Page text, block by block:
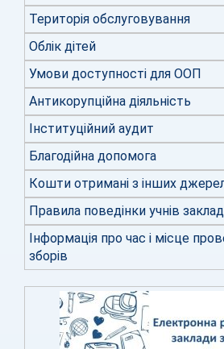
Територія обслуговування
Облік дітей
Умови доступності для ООП
Антикорупційна діяльність
Інституційний аудит
Благодійна допомога
Кошти отримані з інших
Правила поведінки учнів
Інформація про час і місце
зборів